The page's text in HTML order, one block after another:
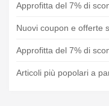
Approfitta del 7% di
Nuovi coupon e offerte
Approfitta del 7% di
Articoli più popolari a